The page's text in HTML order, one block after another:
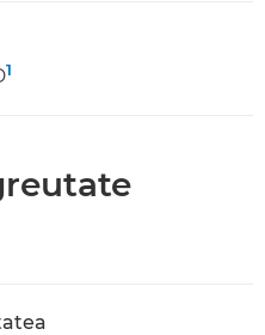
1